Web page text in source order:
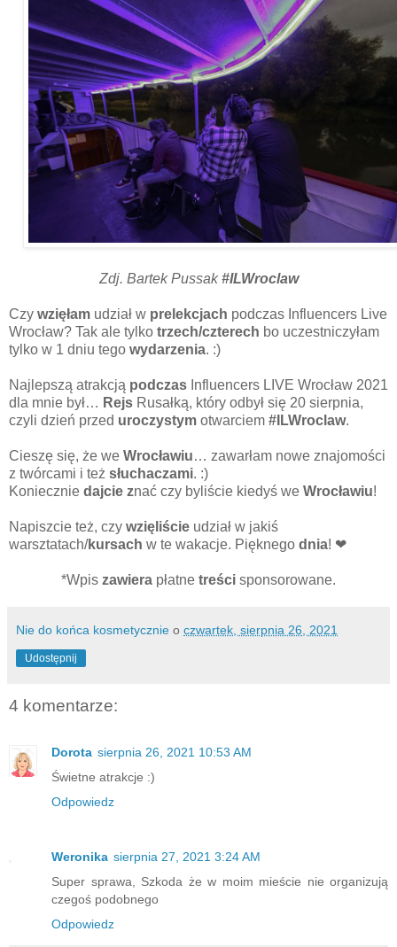
Zdj. Bartek Pussak#ILWroclaw
Czy wzięłam udział w prelekcjach podczas Influencers Live
Wrocław? Tak ale tylko trzech/czterech bo uczestniczyłam
tylko w 1 dniu tego wydarzenia. :)
Najlepszą atrakcją podczas Influencers LIVE Wrocław 2021
dla mnie był… Rejs Rusałką, który odbył się 20 sierpnia,
czyli dzień przed uroczystym otwarciem #ILWroclaw.
Cieszę się, że we Wrocławiu… zawarłam nowe znajomości
z twórcami i też słuchaczami. :)
Koniecznie dajcie znać czy byliście kiedyś we Wrocławiu!
Napiszcie też, czy wzięliście udział w jakiś
warsztatach/kursach w te wakacje. Pięknego dnia! ❤
*Wpis zawiera płatne treści sponsorowane.
Nie do końca kosmetycznie o czwartek, sierpnia 26, 2021
Udostępnij
4 komentarze:
Dorota sierpnia 26, 2021 10:53 AM
Świetne atrakcje :)
Odpowiedz
Weronika sierpnia 27, 2021 3:24 AM
Super sprawa, Szkoda że w moim mieście nie organizują
czegoś podobnego
Odpowiedz